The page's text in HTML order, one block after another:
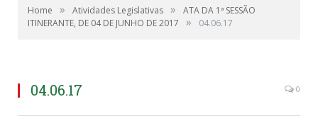
Home » Atividades Legislativas »
ATA DA 1ª SESSÃO
ITINERANTE, DE 04 DE JUNHO DE 2017
» 04.06.17
04.06.17 0